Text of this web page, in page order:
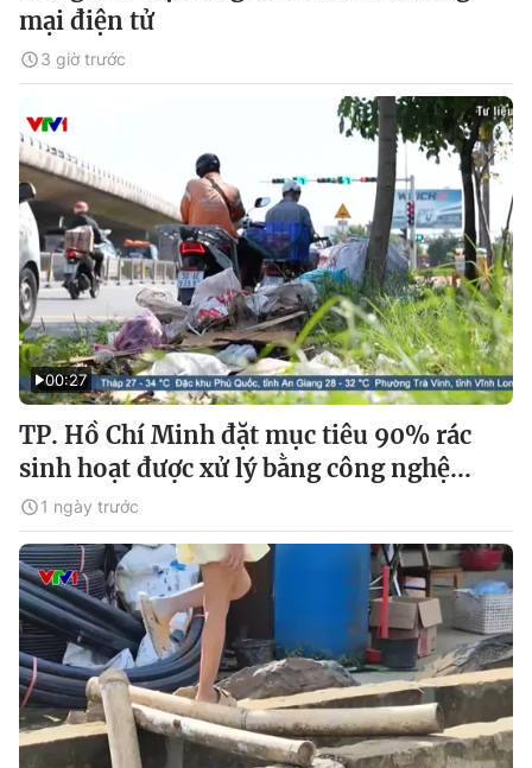
mại điện tử
3 giờ trước
00:27
TP. Hồ Chí Minh đặt mục tiêu 90% rác
sinh hoạt được xử lý bằng công nghệ...
1 ngày trước